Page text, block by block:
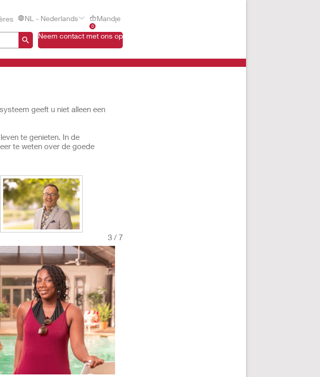
NL - Nederlands
0
Mandje
Neem contact met ons op
geeft u niet alleen een
te genieten. In de
te weten over de goede
3 / 7